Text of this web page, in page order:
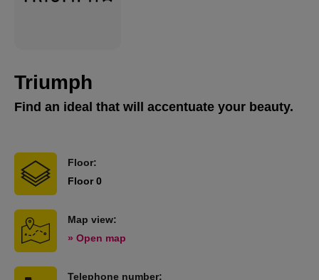
Triumph
Find an ideal that will accentuate your beauty.
Floor:
Floor 0
Map view:
» Open map
Telephone number: